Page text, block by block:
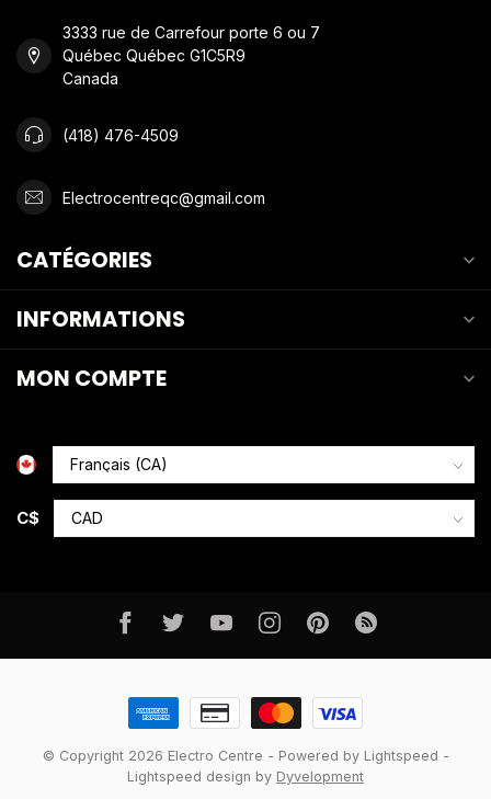
3333 rue de Carrefour porte 6 ou 7
Québec Québec G1C5R9
Canada
(418) 476-4509
Electrocentreqc@gmail.com
CATÉGORIES
INFORMATIONS
MON COMPTE
C$
© Copyright 2026 Electro Centre - Powered by Lightspeed -
Lightspeed design by Dyvelopment